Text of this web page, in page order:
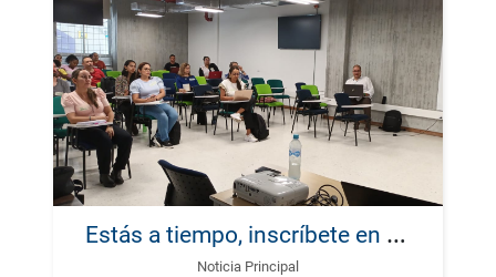
E
stás a tiempo, inscríbete en el diplomado en “Estructuración de Proyectos, Cohorte 2”
Noticia Principal